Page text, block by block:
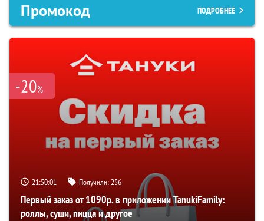
Промокод ПОДРОБНЕЕ
-20%
21:50:00 Получили:256
Первый заказ от 1090р. в приложении TanukiFamily:
роллы, суши, пицца и другое